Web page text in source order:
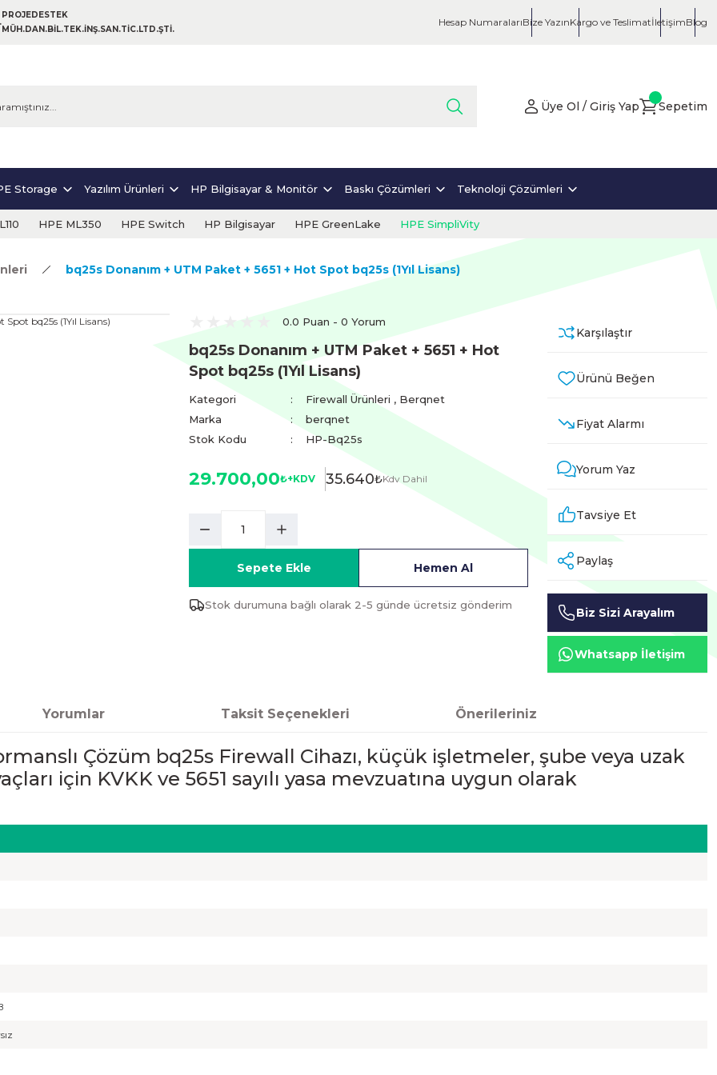
PROJEDESTEK
MÜH.DAN.BİL.TEK.İNŞ.SAN.TİC.LTD.ŞTİ.
Hesap NumaralarıBize YazınKargo ve TeslimatİletişimBlog
Üye Ol / Giriş Yap Sepetim
Storage Yazılım Ürünleri HP Bilgisayar & Monitör Baskı Çözümleri Teknoloji Çözümleri
HPE ML350 HPE Switch HP Bilgisayar HPE GreenLake HPE SimpliVity
bq25s Donanım + UTM Paket + 5651 + Hot Spot bq25s (1Yıl Lisans)
0.0 Puan - 0 Yorum
bq25s Donanım + UTM Paket + 5651 + Hot
Spot bq25s (1Yıl Lisans)
Kategori Firewall Ürünleri , Berqnet
Marka
berqnet
Stok Kodu
HP-Bq25s
29.700,00₺+KDV 35.640₺Kdv Dahil
Sepete Ekle Hemen Al
Stok durumuna bağlı olarak 2-5 günde ücretsiz gönderim
Karşılaştır
Fiyat Alarmı
Yorum Yaz
Tavsiye Et
Paylaş
Biz Sizi Arayalım
Whatsapp İletişim
Yorumlar Taksit Seçenekleri Önerileriniz
Çözüm bq25s Firewall Cihazı, küçük işletmeler, şube veya uzak
için KVKK ve 5651 sayılı yasa mevzuatına uygun olarak